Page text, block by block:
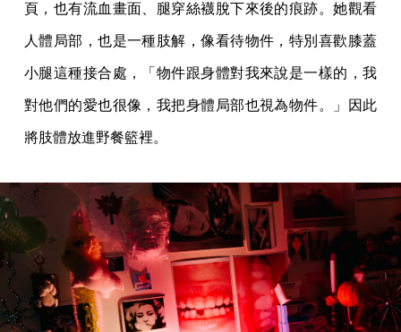
頁，也有流血畫面、腿穿絲襪脫下來後的痕跡。她觀看
人體局部，也是一種肢解，像看待物件，特別喜歡膝蓋
小腿這種接合處，「物件跟身體對我來說是一樣的，我
對他們的愛也很像，我把身體局部也視為物件。」因此
將肢體放進野餐籃裡。